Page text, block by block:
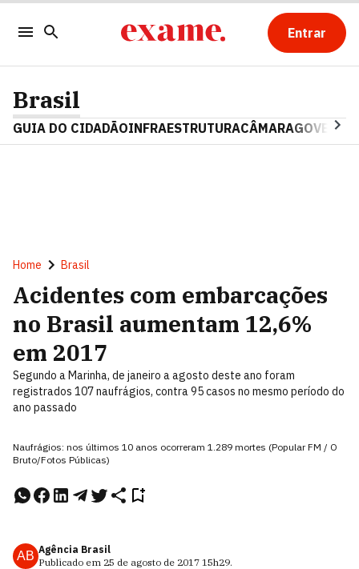
Entrar
Brasil
GUIA DO CIDADÃOINFRAESTRUTURACÂMARAGOVERNO
Home Brasil
Acidentes com embarcações
no Brasil aumentam 12,6%
em 2017
Segundo a Marinha, de janeiro a agosto deste ano foram
registrados 107 naufrágios, contra 95 casos no mesmo período do
ano passado
Naufrágios: nos últimos 10 anos ocorreram 1.289 mortes (Popular FM / O
Bruto/Fotos Públicas)
AB Agência Brasil
Publicado em 25 de agosto de 2017 15h29.